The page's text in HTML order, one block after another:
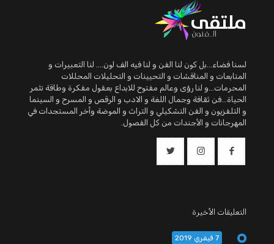
لسنا فضاء...بل كون لنا الفن و لنا فيه الف لون.... لنا التعبيرات و
المتابعات و المناقشات و التحيينات و التحليلات المحللات
المحرمات...و لنا رؤى وعالم مفتوح للابداع بعقول مفكرة وطاقة تثمر
الحياة...فن ثقافة وجمال اللغة و الادب و الرقص و المسرح و السينما
و التلفزيون و الفن التشكيلي و التراث و الموضة وأخر المستجدات في
المهرجانات و الأجندات من كل الفصول.
التعليقات الأخيرة
7 فيفري 2019